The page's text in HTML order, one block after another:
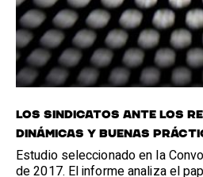
LOS SINDICATOS ANTE LOS
DINÁMICAS Y BUENAS
Estudio seleccionado en la
de 2017. El informe analiza el